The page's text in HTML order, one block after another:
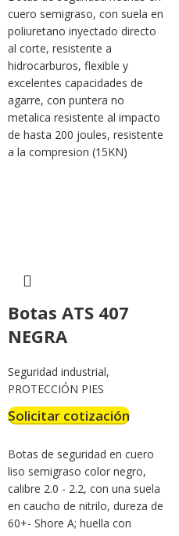
cuero semigraso, con suela en
poliuretano inyectado directo
al corte, resistente a
hidrocarburos, flexible y
excelentes capacidades de
agarre, con puntera no
metalica resistente al impacto
de hasta 200 joules, resistente
a la compresion (15KN)
Botas ATS 407
NEGRA
Seguridad industrial,
PROTECCIÓN PIES
Solicitar cotización
Botas de seguridad en cuero
liso semigraso color negro,
calibre 2.0 - 2.2, con una suela
en caucho de nitrilo, dureza de
60+- Shore A; huella con